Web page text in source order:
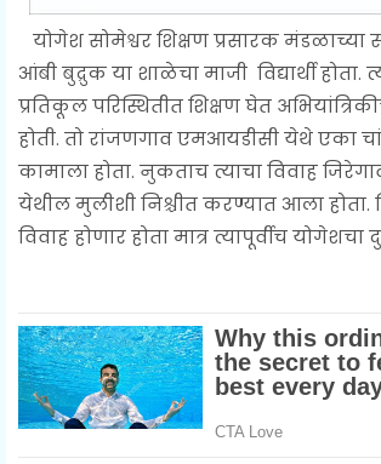
योगेश सोमेश्वर शिक्षण प्रसारक मंडळाच्या
आंबी बुद्रुक या शाळेचा माजी विद्यार्थी होता.
प्रतिकूल परिस्थितीत शिक्षण घेत
होती. तो रांजणगाव एमआयडीसी येथे एका
कामाला होता. नुकताच त्याचा विवाह
येथील मुलीशी निश्चीत करण्यात आला होता.
विवाह होणार होता मात्र त्यापूर्वीच योगेशचा